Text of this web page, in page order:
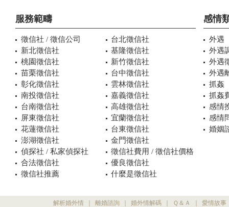
服務範疇
徵信社 / 徵信公司
台北徵信社
新北徵信社
基隆徵信社
桃園徵信社
新竹徵信社
苗栗徵信社
台中徵信社
彰化徵信社
雲林徵信社
南投徵信社
嘉義徵信社
台南徵信社
高雄徵信社
屏東徵信社
宜蘭徵信社
花蓮徵信社
台東徵信社
澎湖徵信社
金門徵信社
偵探社 / 私家偵探社
徵信社費用 / 徵信社價格
合法徵信社
優良徵信社
徵信社推薦
什麼是徵信社
感情
外遇
外遇
外遇
外遇
抓姦
抓姦
感情
感情
婚姻
解析婚外情 離婚諮詢 婚外情解碼 Ｑ＆Ａ 愛情故事